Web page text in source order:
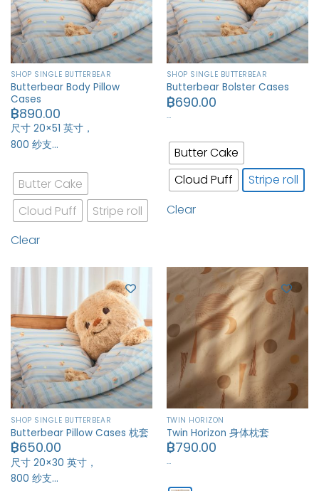
SHOP SINGLE BUTTERBEAR
Butterbear Body Pillow
Cases
฿890.00
尺寸 20×51 英寸，
800 纱支…
Butter Cake
Cloud Puff
Stripe roll
Clear
SHOP SINGLE BUTTERBEAR
Butterbear Bolster Cases
฿690.00
…
Butter Cake
Cloud Puff
Stripe roll
Clear
SHOP SINGLE BUTTERBEAR
Butterbear Pillow Cases 枕套
฿650.00
尺寸 20×30 英寸，
800 纱支…
TWIN HORIZON
Twin Horizon 身体枕套
฿790.00
…